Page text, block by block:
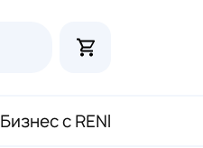
Бизнес с RENI